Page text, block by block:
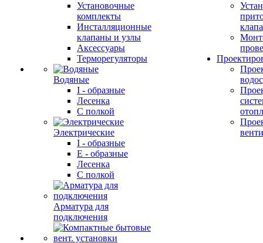
Установочные
комплекты
Инсталляционные
клапаны и узлы
Аксессуары
Терморегуляторы
Водяные
I - образные
Лесенка
С полкой
Электрические
I - образные
E - образные
Лесенка
С полкой
Арматура для
подключения